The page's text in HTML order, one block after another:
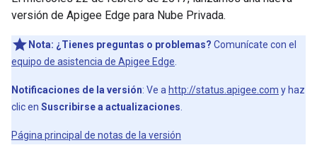
versión de Apigee Edge para Nube Privada.
Nota: ¿Tienes preguntas o problemas? Comunícate con el
equipo de asistencia de Apigee Edge
Notificaciones de la versión: Ve a http://status.apigee.com y haz
clic en Suscribirse a actualizaciones
Página principal de notas de la versión